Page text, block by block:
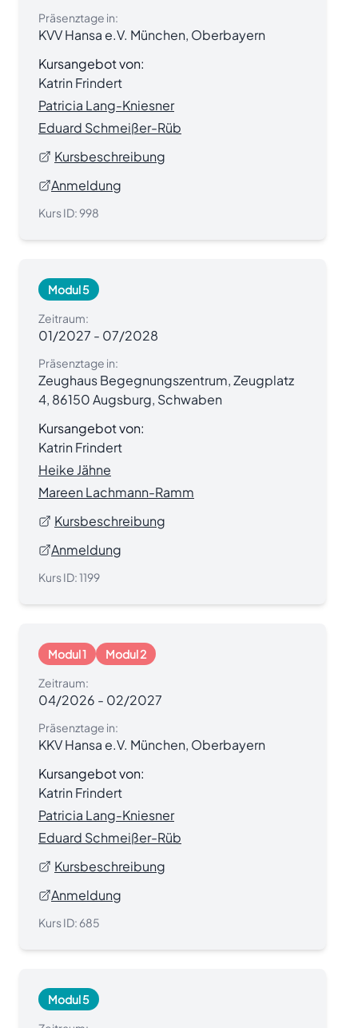
Präsenztage in:
KVV Hansa e.V. München, Oberbayern
Kursangebot von:
Katrin Frindert
Patricia Lang-Kniesner
Eduard Schmeißer-Rüb
Kursbeschreibung
Anmeldung
Kurs ID: 998
Modul 5
Zeitraum:
01/2027 - 07/2028
Präsenztage in:
Zeughaus Begegnungszentrum, Zeugplatz
4, 86150 Augsburg, Schwaben
Kursangebot von:
Katrin Frindert
Heike Jähne
Mareen Lachmann-Ramm
Kursbeschreibung
Anmeldung
Kurs ID:1199
Modul 1
Modul 2
Zeitraum:
04/2026 - 02/2027
Präsenztage in:
KKV Hansa e.V. München, Oberbayern
Kursangebot von:
Katrin Frindert
Patricia Lang-Kniesner
Eduard Schmeißer-Rüb
Kursbeschreibung
Anmeldung
Kurs ID: 685
Modul 5